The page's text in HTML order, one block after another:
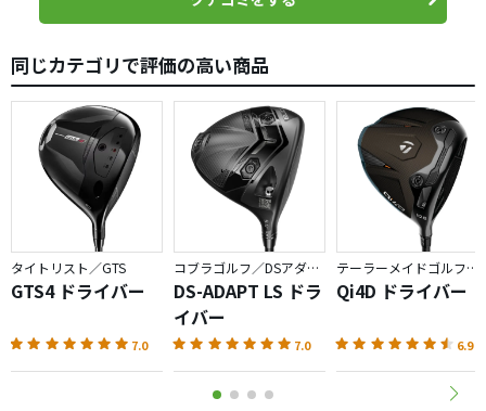
同じカテゴリで評価の高い商品
タイトリスト／GTS
GTS4 ドライバー
7.0
コブラゴルフ／DSアダプト
DS-ADAPT LS ドラ
イバー
7.0
テーラーメイドゴルフ／Qi4D
Qi4D ドライバー
6.9